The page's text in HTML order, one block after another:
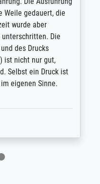
gedauert, die
aber
Die
Drucks
nicht nur gut,
ein Druck ist
Sinne.